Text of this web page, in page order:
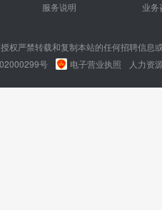
服务说明
业务
权严禁转载和复制本站的任何招聘信息
号 电子营业执照 人力资